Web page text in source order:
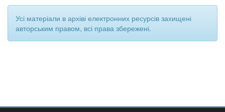
Усі матеріали в архіві електронних ресурсів захищені
авторським правом, всі права збережені.